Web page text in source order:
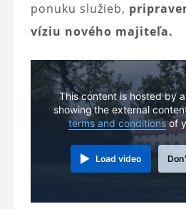
ponuku služieb,
víziu nového majiteľa.
This content is hosted by
showing the external
terms and conditionsof
Load video